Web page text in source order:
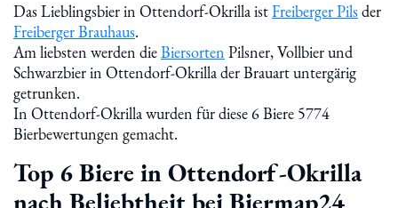
Das Lieblingsbier in Ottendorf-Okrilla istFreiberger Pilsder
Freiberger Brauhaus.
Am liebsten werden dieBiersorten Pilsner, Vollbier und
Schwarzbier in Ottendorf-Okrilla der Brauart untergärig
getrunken.
In Ottendorf-Okrilla wurden für diese 6 Biere 5774
Bierbewertungen gemacht.
Top 6 Biere in Ottendorf-Okrilla